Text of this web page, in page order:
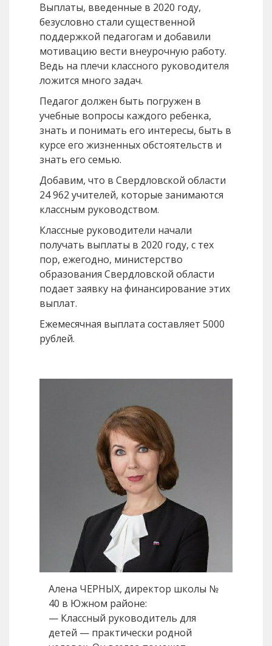
Выплаты, введенные в 2020 году,
безусловно стали существенной
поддержкой педагогам и добавили
мотивацию вести внеурочную работу.
Ведь на плечи классного руководителя
ложится много задач.
Педагог должен быть погружен в
учебные вопросы каждого ребенка,
знать и понимать его интересы, быть в
курсе его жизненных обстоятельств и
знать его семью.
Добавим, что в Свердловской области
24 962 учителей, которые занимаются
классным руководством.
Классные руководители начали
получать выплаты в 2020 году, с тех
пор, ежегодно, министерство
образования Свердловской области
подает заявку на финансирование этих
выплат.
Ежемесячная выплата составляет 5000
рублей.
Алена ЧЕРНЫХ, директор школы №
40 в Южном районе:
— Классный руководитель для
детей — практически родной